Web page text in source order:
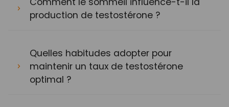
production de testostérone ?
Quelles habitudes adopter pour
maintenir un taux de testostérone
optimal ?